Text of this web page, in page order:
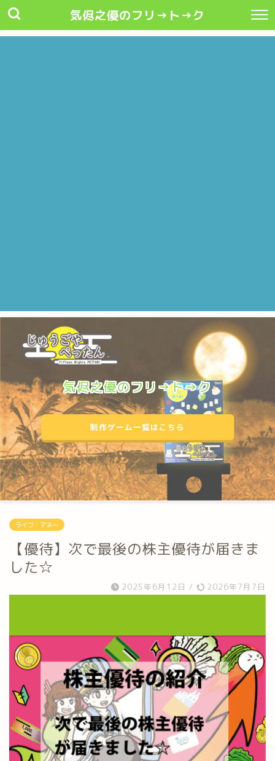
気侭之優のフリ→ト→ク
気侭之優のフリ→ト→ク
制作ゲーム一覧はこちら
ライフ・マネー
【優待】次で最後の株主優待が届きま
した☆
2025年6月12日 / 2026年7月7日